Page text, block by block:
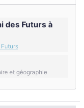
des Futurs à
et géographie